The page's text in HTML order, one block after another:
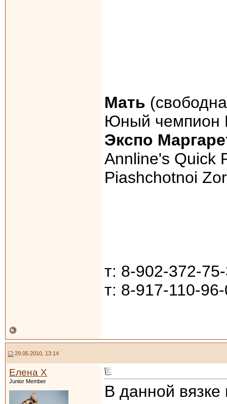
Мать
Юный чемпион
Экспо
Annline's Quick
Piashchotnoi
т: 8-902-372-
т: 8-917-110-
29.05.2010, 13:14
Елена Х
Junior Member
В данной вязке